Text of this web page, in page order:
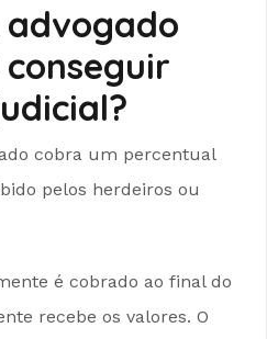
cobra um percentual
pelos herdeiros ou
é cobrado ao final do
recebe os valores. O